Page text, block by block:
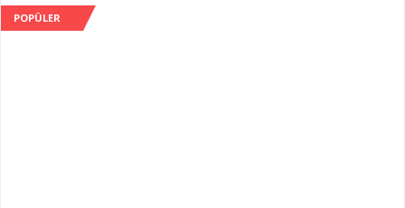
POPÜLER